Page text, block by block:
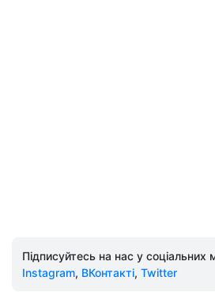
Підписуйтесь на нас у
Instagram, ВКонтакті, Twitter